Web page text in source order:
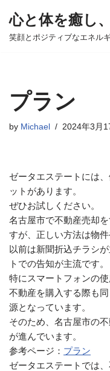
コ
へ
キ
心と体を癒し
笑顔とポジティブなエネル
プラン
by Michael 2024年3月
ゼータエステートには
ットがあります。
ぜひお試しください。
名古屋市で不動産売却
すが、正しい方法は物
以前は新聞折込チラシ
トでの告知が主流です。
特にスマートフォンの使
不動産を購入する際も
源となっています。
そのため、名古屋市の
が進んでいます。
参考ページ： プラン
ゼータエステートでは